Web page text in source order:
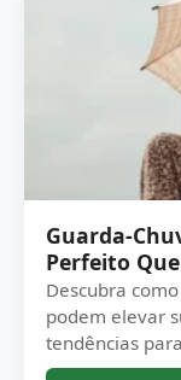
Guarda-
Perfeito
Descubra
podem elevar
tendências